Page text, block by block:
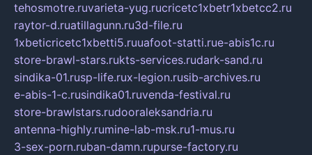
tehosmotre.ruvarieta-yug.rucricetc1xbetr1xbetcc2.ru
raytor-d.ruatillagunn.ru3d-file.ru
1xbeticricetc1xbetti5.ruuafoot-statti.rue-abis1c.ru
store-brawl-stars.rukts-services.rudark-sand.ru
sindika-01.rusp-life.rux-legion.rusib-archives.ru
e-abis-1-c.rusindika01.ruvenda-festival.ru
store-brawlstars.rudooraleksandria.ru
antenna-highly.rumine-lab-msk.ru1-mus.ru
3-sex-porn.ruban-damn.rupurse-factory.ru